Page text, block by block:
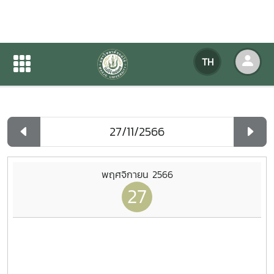
TH
ปฏิทินกิจกรรมของหน่วยงาน
ปฏิทินกิจกรรมของหน่วยงาน
พฤศจิกายน 2566
27